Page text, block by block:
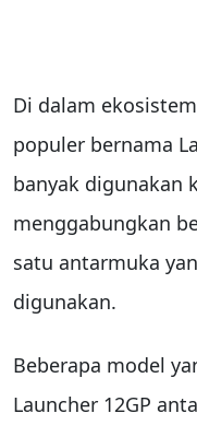
Di dalam
populer bernama
banyak digunakan
menggabungkan
satu antarmuka
digunakan.
Beberapa model
Launcher 12GP